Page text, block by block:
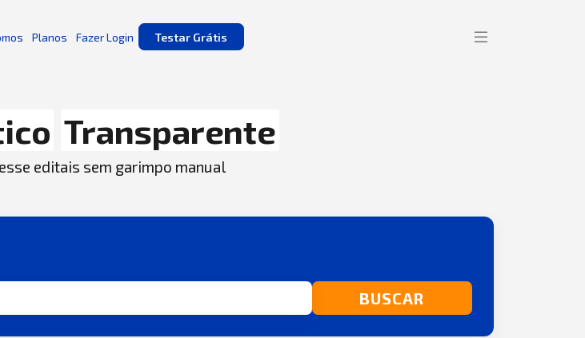
Planos Fazer Login Testar Grátis
Transparente
editais sem garimpo manual
BUSCAR